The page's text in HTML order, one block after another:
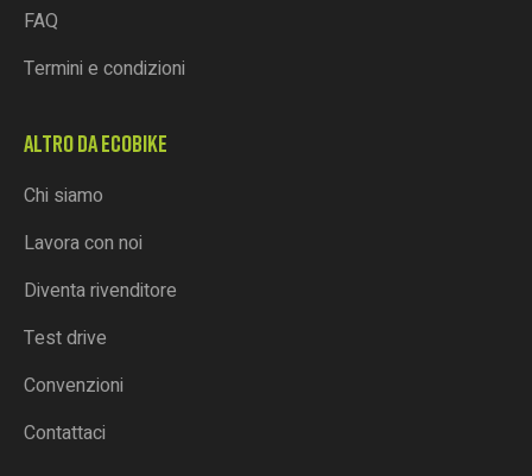
FAQ
Termini e condizioni
ALTRO DA ECOBIKE
Chi siamo
Lavora con noi
Diventa rivenditore
Test drive
Convenzioni
Contattaci